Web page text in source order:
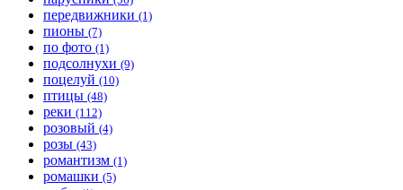
передвижники (1)
пионы (7)
по фото (1)
подсолнухи (9)
поцелуй (10)
птицы (48)
реки (112)
розовый (4)
розы (43)
романтизм (1)
ромашки (5)